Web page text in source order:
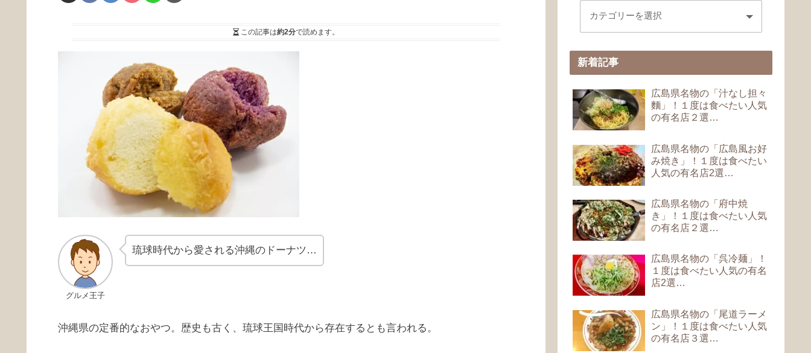
この記事は約2分で読めます。
グルメ王子
琉球時代から愛される沖縄のドーナツ…
沖縄県の定番的なおやつ。歴史も古く、琉球王国時代から存在するとも言われる。
新着記事
広島県名物の「汁なし担々
麵」！１度は食べたい人気
の有名店２選…
広島県名物の「広島風お好
み焼き」！１度は食べたい
人気の有名店2選…
広島県名物の「府中焼
き」！１度は食べたい人気
の有名店２選…
広島県名物の「呉冷麺」！
１度は食べたい人気の有名
店2選…
広島県名物の「尾道ラーメ
ン」！１度は食べたい人気
の有名店３選…